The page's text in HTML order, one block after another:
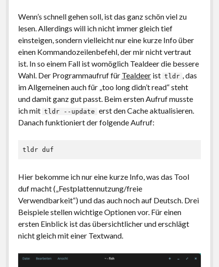
Wenn’s schnell gehen soll, ist das ganz schön viel zu
lesen. Allerdings will ich nicht immer gleich tief
einsteigen, sondern vielleicht nur eine kurze Info über
einen Kommandozeilenbefehl, der mir nicht vertraut
ist. In so einem Fall ist womöglich Tealdeer die bessere
Wahl. Der Programmaufruf für Tealdeerist tldr , das
im Allgemeinen auch für „too long didn’t read“ steht
und damit ganz gut passt. Beim ersten Aufruf musste
ich mit tldr --update erst den Cache aktualisieren.
Danach funktioniert der folgende Aufruf:
tldr duf
Hier bekomme ich nur eine kurze Info, was das Tool
duf macht („Festplattennutzung/freie
Verwendbarkeit“) und das auch noch auf Deutsch. Drei
Beispiele stellen wichtige Optionen vor. Für einen
ersten Einblick ist das übersichtlicher und erschlägt
nicht gleich mit einer Textwand.